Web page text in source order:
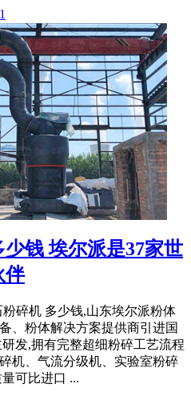
钱 埃尔派是37家世
伴
碎机 多少钱,山东埃尔派粉体
、粉体解决方案提供商引进国
发,拥有完整超细粉碎工艺流程
机、气流分级机、实验室粉碎
可比进口 ...